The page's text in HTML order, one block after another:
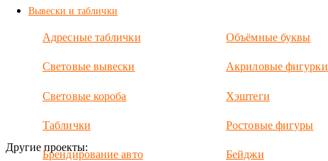
Вывески и таблички
Адресные таблички
Световые вывески
Световые короба
Таблички
Брендирование авто
Объёмные буквы
Акриловые фигурки
Хэштеги
Ростовые фигуры
Бейджи
Другие проекты: